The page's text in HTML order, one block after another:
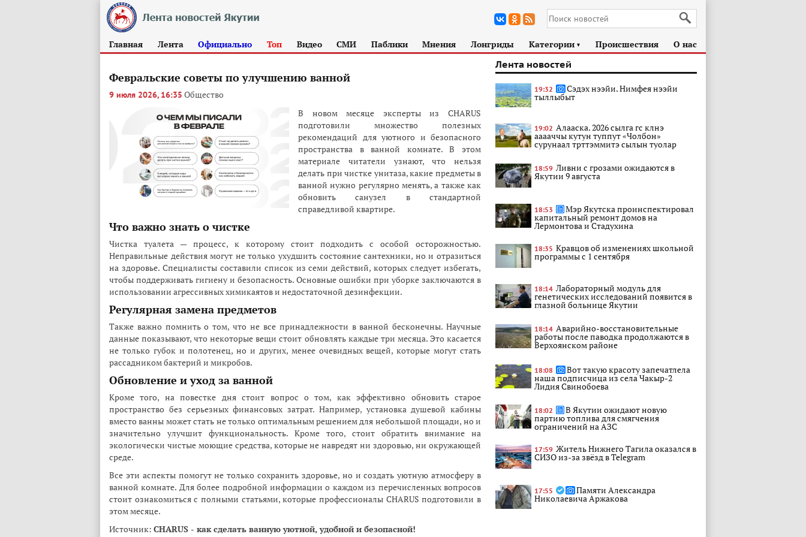
Главная Лента Официально Топ Видео СМИ Паблики Мнения Лонгриды Категории ► Происшествия О нас
Февральские советы по улучшению ванной
9 июля 2026, 16:35 Общество
В новом месяце эксперты из CHARUS
подготовили множество полезных
рекомендаций для уютного и безопасного
пространства в ванной комнате. В этом
материале читатели узнают, что нельзя
делать при чистке унитаза, какие предметы в
ванной нужно регулярно менять, а также как
обновить санузел в стандартной
справедливой квартире.
Что важно знать о чистке
Чистка туалета — процесс, к которому стоит подходить с особой осторожностью.
Неправильные действия могут не только ухудшить состояние сантехники, но и отразиться
на здоровье. Специалисты составили список из семи действий, которых следует избегать,
чтобы поддерживать гигиену и безопасность. Основные ошибки при уборке заключаются в
использовании агрессивных химикаятов и недостаточной дезинфекции.
Регулярная замена предметов
Также важно помнить о том, что не все принадлежности в ванной бесконечны. Научные
данные показывают, что некоторые вещи стоит обновлять каждые три месяца. Это касается
не только губок и полотенец, но и других, менее очевидных вещей, которые могут стать
рассадником бактерий и микробов.
Обновление и уход за ванной
Кроме того, на повестке дня стоит вопрос о том, как эффективно обновить старое
пространство без серьезных финансовых затрат. Например, установка душевой кабины
вместо ванны может стать не только оптимальным решением для небольшой площади, но и
значительно улучшит функциональность. Кроме того, стоит обратить внимание на
экологически чистые моющие средства, которые не навредят ни здоровью, ни окружающей
среде.
Все эти аспекты помогут не только сохранить здоровье, но и создать уютную атмосферу в
ванной комнате. Для более подробной информации о каждом из перечисленных вопросов
стоит ознакомиться с полными статьями, которые профессионалы CHARUS подготовили в
этом месяце.
Источник: CHARUS - как сделать ванную уютной, удобной и безопасной!
Лента новостей
19:32 Сэдэх нээйи. Нимфея нээйи
тыллыбыт
19:02 Алааска. 2026 сылга гс клнэ
ааааччы кутун туппут «Чолбон»
сурунаал трттэммитэ сылын туолар
18:59 Ливни с грозами ожидаются в
Якутии 9 августа
18:53 Мэр Якутска проинспектировал
капитальный ремонт домов на
Лермонтова и Стадухина
18:35 Кравцов об изменениях школьной
программы с 1 сентября
18:14 Лабораторный модуль для
генетических исследований появится в
глазной больнице Якутии
18:14 Аварийно-восстановительные
работы после паводка продолжаются в
Верхоянском районе
18:08 Вот такую красоту запечатлела
наша подписчица из села Чакыр-2
Лидия Свинобоева
18:02 В Якутии ожидают новую
партию топлива для смягчения
ограничений на АЗС
17:59 Житель Нижнего Тагила оказался в
СИЗО из-за звёзд в Telegram
17:55 Памяти Александра
Николаевича Аржакова